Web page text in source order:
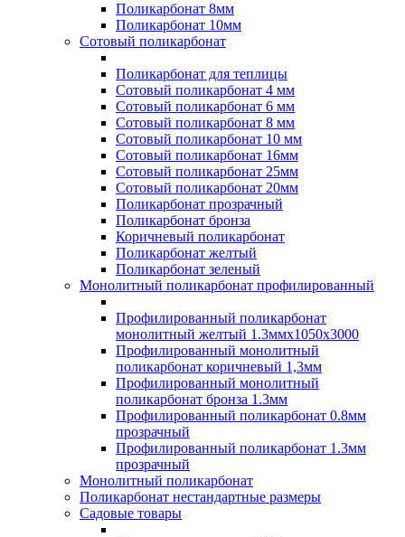
Поликарбонат 8мм
Поликарбонат 10мм
Сотовый поликарбонат
Поликарбонат для теплицы
Сотовый поликарбонат 4 мм
Сотовый поликарбонат 6 мм
Сотовый поликарбонат 8 мм
Сотовый поликарбонат 10 мм
Сотовый поликарбонат 16мм
Сотовый поликарбонат 25мм
Сотовый поликарбонат 20мм
Поликарбонат прозрачный
Поликарбонат бронза
Коричневый поликарбонат
Поликарбонат желтый
Поликарбонат зеленый
Монолитный поликарбонат профилированный
Профилированный поликарбонат
монолитный желтый 1.3ммх1050х3000
Профилированный монолитный
поликарбонат коричневый 1,3мм
Профилированный монолитный
поликарбонат бронза 1.3мм
Профилированный поликарбонат 0.8мм
прозрачный
Профилированный поликарбонат 1.3мм
прозрачный
Монолитный поликарбонат
Поликарбонат нестандартные размеры
Садовые товары